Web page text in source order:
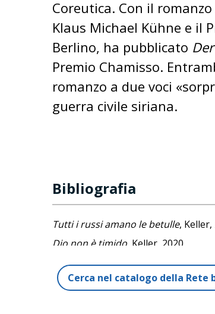
Coreutica. Con il romanzo
Klaus Michael Kühne e il
Berlino, ha pubblicato
Premio Chamisso.
romanzo a due voci
guerra civile siriana.
Bibliografia
Tutti i russi amano le betulle, Keller,
Dio non è timido , Keller, 2020
Cerca nel catalogo della